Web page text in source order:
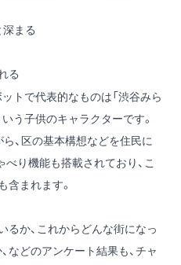
まる
る
トで代表的なものは「渋谷みら
いう子供のキャラクターです。
、区の基本構想などを住民に
べり機能も搭載されており、こ
含まれます。
るか、これからどんな街になっ
などのアンケート結果も、チャ